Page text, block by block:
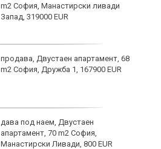
m2 София, Манастирски ливади
Запад, 319000 EUR
продава, Двустаен апартамент, 68
m2 София, Дружба 1, 167900 EUR
дава под наем, Двустаен
апартамент, 70 m2 София,
Манастирски Ливади, 800 EUR